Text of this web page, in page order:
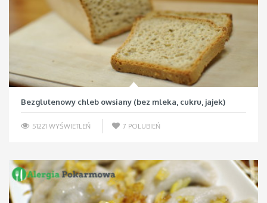
Bezglutenowy chleb owsiany (bez mleka, cukru, jajek)
51221 WYŚWIETLEŃ 7 POLUBIEŃ